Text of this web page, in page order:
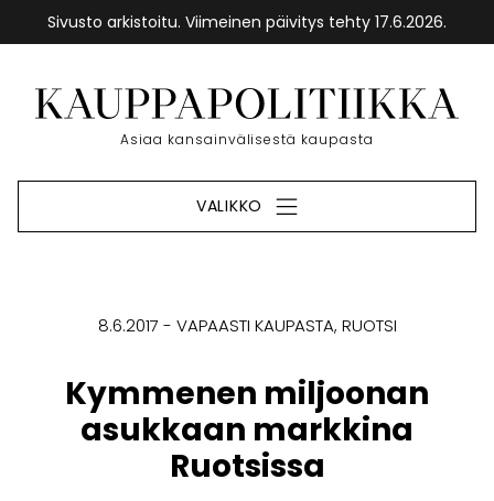
Sivusto arkistoitu. Viimeinen päivitys tehty 17.6.2026.
sisältöön
Etusivu
Asiaa kansainvälisestä kaupasta
VALIKKO
8.6.2017 VAPAASTI KAUPASTA RUOTSI
Kymmenen miljoonan
asukkaan markkina
Ruotsissa